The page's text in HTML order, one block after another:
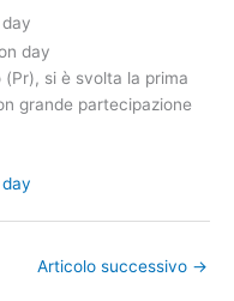
(Pr), si è svolta la prima
grande partecipazione
Articolo successivo →